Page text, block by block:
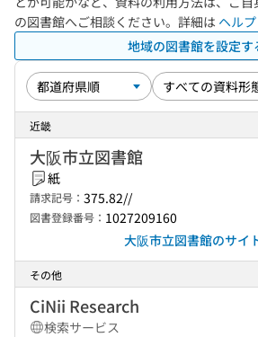
の図書館へご相談ください。詳細は ヘルプ
地域の図書館を設定す
近畿
大阪市立図書館
紙
請求記号： 375.82//
図書登録番号： 1027209160
大阪市立図書館のサイ
その他
CiNii Research
検索サービス